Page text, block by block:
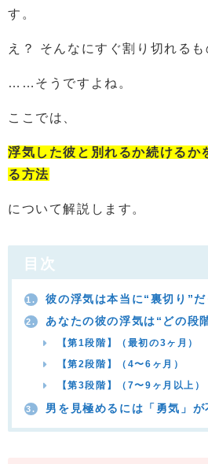
す。
え？ そんなにすぐ割り切れるも
……そうですよね。
ここでは、
浮気した彼と別れるか続けるか
る方法
について解説します。
目次
1. 彼の浮気は本当に“裏切り”だ
2. あなたの彼の浮気は“どの段
【第1段階】（最初の3ヶ月）
【第2段階】（4〜6ヶ月）
【第3段階】（7〜9ヶ月以上）
3. 男を見極めるには「勇気」が